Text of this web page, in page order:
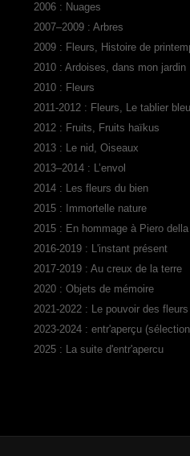
2006 : Nuages
2007–2009 : Arbres
2009 : Fleurs, Histoire de
2010 : Ardoises, dans mon jardin
2010 : Fleurs
2011-2012 : Fleurs, Le tablier
2012 : Fruits, Fruits haïkus
2013 : Le nid, Oiseaux
2013–2014 : L’envol
2014 : Les fleurs du bien
2015 : Immortelle nature
2015 : En hommage à Piero
2016-2019 : L'instant présent
2017-2019 : Au creux de la terre
2020 : Objets de mémoire
2021-2022 : Le pouvoir des fleurs
2023-2024 : entr'aperçu
2025 : La suite d'entr'apercu